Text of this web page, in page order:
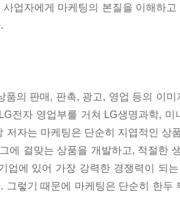
업자에게 마케팅의 본질을 이해하
의 판매, 판촉, 광고, 영업 등의 이
전자 영업부를 거쳐 LG생명과학, 미
자는 마케팅은 단순히 지엽적인 상
에 걸맞는 상품을 개발하고, 적절한
에 있어 가장 강력한 경쟁력이 되
렇기 때문에 마케팅은 단순히 한두